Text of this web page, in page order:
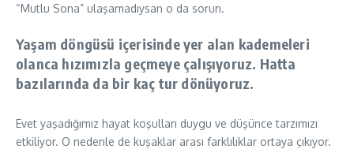
“Mutlu Sona” ulaşamadıysan o da sorun.
Yaşam döngüsü içerisinde yer alan kademeleri
olanca hızımızla geçmeye çalışıyoruz. Hatta
bazılarında da bir kaç tur dönüyoruz.
Evet yaşadığımız hayat koşulları duygu ve düşünce tarzımızı
etkiliyor. O nedenle de kuşaklar arası farklılıklar ortaya çıkıyor.